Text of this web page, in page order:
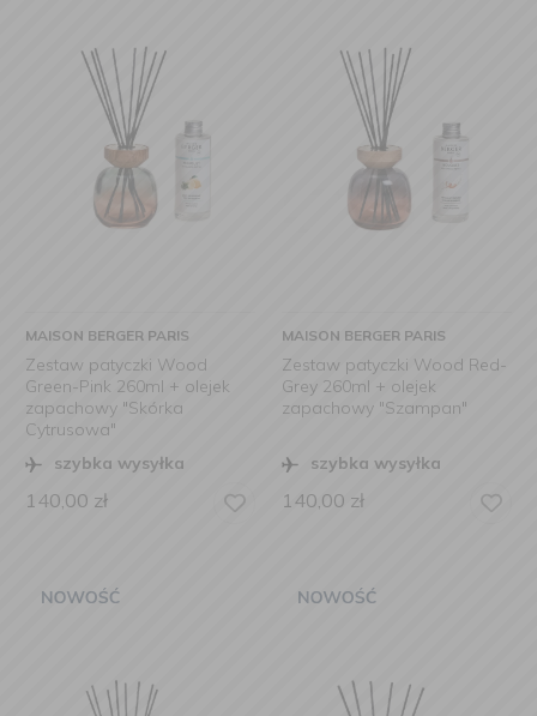
MAISON BERGER PARIS
Zestaw patyczki Wood
Green-Pink 260ml + olejek
zapachowy "Skórka
Cytrusowa"
szybka wysyłka
140,00 zł
MAISON BERGER PARIS
Zestaw patyczki Wood Red-
Grey 260ml + olejek
zapachowy "Szampan"
szybka wysyłka
140,00 zł